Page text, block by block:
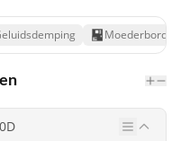
Moederbord